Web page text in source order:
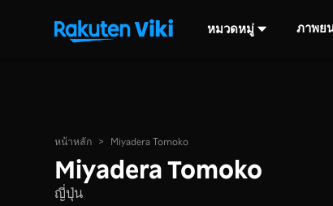
หมวดหมู่ ภาพย
หน้าหลัก > Miyadera Tomoko
Miyadera Tomoko
ญี่ปุ่น